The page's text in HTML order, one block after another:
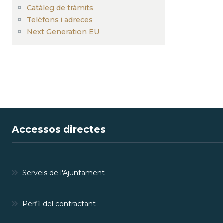
Catàleg de tràmits
Telèfons i adreces
Next Generation EU
Accessos directes
Serveis de l'Ajuntament
Perfil del contractant